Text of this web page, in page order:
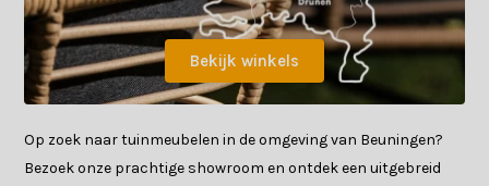
Bekijk winkels
Op zoek naar tuinmeubelen in de omgeving van Beuningen?
Bezoek onze prachtige showroom en ontdek een uitgebreid